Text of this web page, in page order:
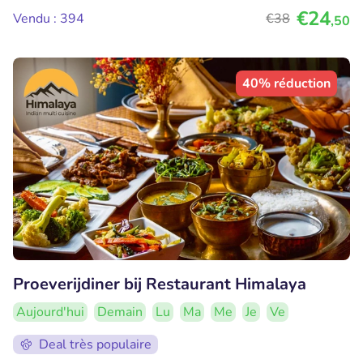
Vendu : 394
€38 €24,50
40% réduction
Proeverijdiner bij Restaurant Himalaya
Aujourd'hui Demain Lu Ma Me Je
Ve
Deal très populaire